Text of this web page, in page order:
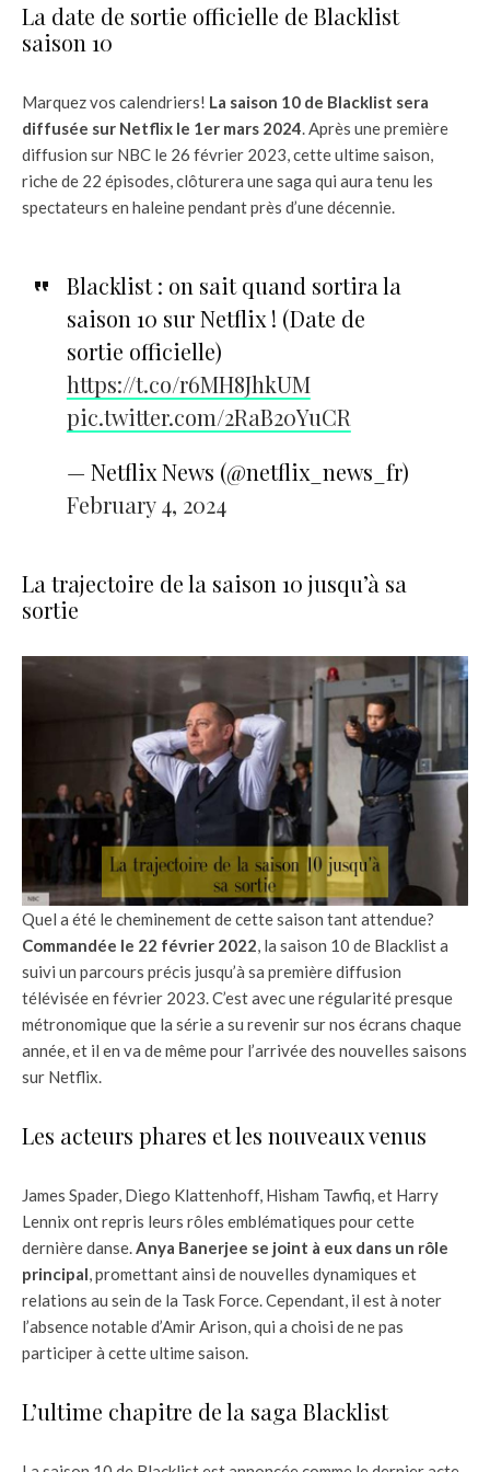
La date de sortie officielle de Blacklist
saison 10
Marquez vos calendriers! La saison 10 de Blacklist sera
diffusée sur Netflix le 1er mars 2024 . Après une première
diffusion sur NBC le 26 février 2023, cette ultime saison,
riche de 22 épisodes, clôturera une saga qui aura tenu les
spectateurs en haleine pendant près d’une décennie.
Blacklist : on sait quand sortira la
saison 10 sur Netflix ! (Date de
sortie officielle)
https://t.co/r6MH8JhkUM
pic.twitter.com/2RaB20YuCR
— Netflix News (@netflix_news_fr)
February 4, 2024
La trajectoire de la saison 10 jusqu’à sa
sortie
Quel a été le cheminement de cette saison tant attendue?
Commandée le 22 février 2022, la saison 10 de Blacklist a
suivi un parcours précis jusqu’à sa première diffusion
télévisée en février 2023. C’est avec une régularité presque
métronomique que la série a su revenir sur nos écrans chaque
année, et il en va de même pour l’arrivée des nouvelles saisons
sur Netflix.
Les acteurs phares et les nouveaux venus
James Spader, Diego Klattenhoff, Hisham Tawfiq, et Harry
Lennix ont repris leurs rôles emblématiques pour cette
dernière danse.Anya Banerjee se joint à eux dans un rôle
principal, promettant ainsi de nouvelles dynamiques et
relations au sein de la Task Force. Cependant, il est à noter
l’absence notable d’Amir Arison, qui a choisi de ne pas
participer à cette ultime saison.
L’ultime chapitre de la saga Blacklist